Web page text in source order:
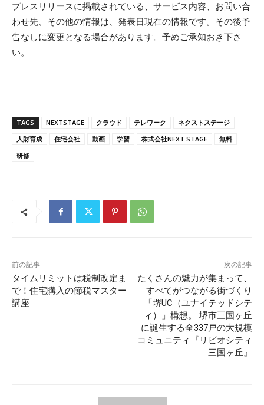
プレスリリースに掲載されている、サービス内容、お問い合
わせ先、その他の情報は、発表日現在の情報です。その後予
告なしに変更となる場合があります。予めご承知おき下さ
い。
TAGS NEXTSTAGE クラウド テレワーク
ネクストステージ
人財育成
住宅会社 動画 学習 株式会社NEXT STAGE
無料
研修
前の記事
タイムリミットは税制改定ま
で！住宅購入の節税マスター
講座
次の記事
たくさんの魅力が集まって、
すべてがつながる街づくり
「堺UC（ユナイテッドシテ
ィ）」構想。 堺市三国ヶ丘
に誕生する全337戸の大規模
コミュニティ『リビオシティ
三国ヶ丘』